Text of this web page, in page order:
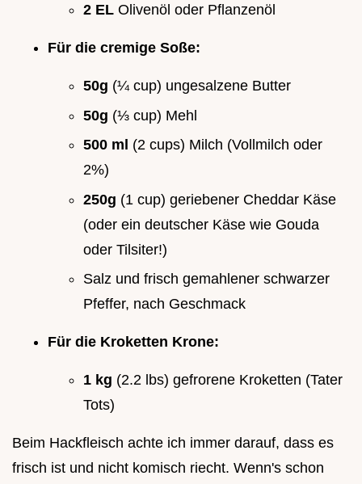
2 EL Olivenöl oder Pflanzenöl
Für die cremige Soße:
50g (¼ cup) ungesalzene Butter
50g (⅓ cup) Mehl
500 ml (2 cups) Milch (Vollmilch oder
2%)
250g (1 cup) geriebener Cheddar Käse
(oder ein deutscher Käse wie Gouda
oder Tilsiter!)
Salz und frisch gemahlener schwarzer
Pfeffer, nach Geschmack
Für die Kroketten Krone:
1 kg (2.2 lbs) gefrorene Kroketten (Tater
Tots)
Beim Hackfleisch achte ich immer darauf, dass es
frisch ist und nicht komisch riecht. Wenn's schon